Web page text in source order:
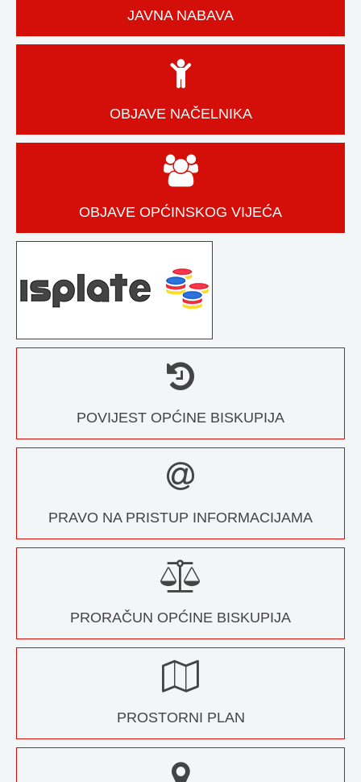
JAVNA NABAVA
OBJAVE NAČELNIKA
OBJAVE OPĆINSKOG VIJEĆA
POVIJEST OPĆINE BISKUPIJA
PRAVO NA PRISTUP INFORMACIJAMA
PRORAČUN OPĆINE BISKUPIJA
PROSTORNI PLAN